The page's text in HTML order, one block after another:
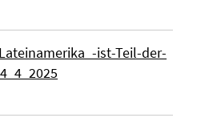
ist-Teil-der-